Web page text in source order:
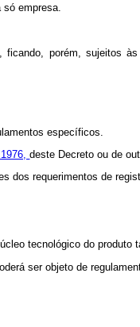
empresa.
ficando, porém, sujeitos
específicos.
1976,deste Decreto ou de
dos requerimentos de
tecnológico do produto
ser objeto de